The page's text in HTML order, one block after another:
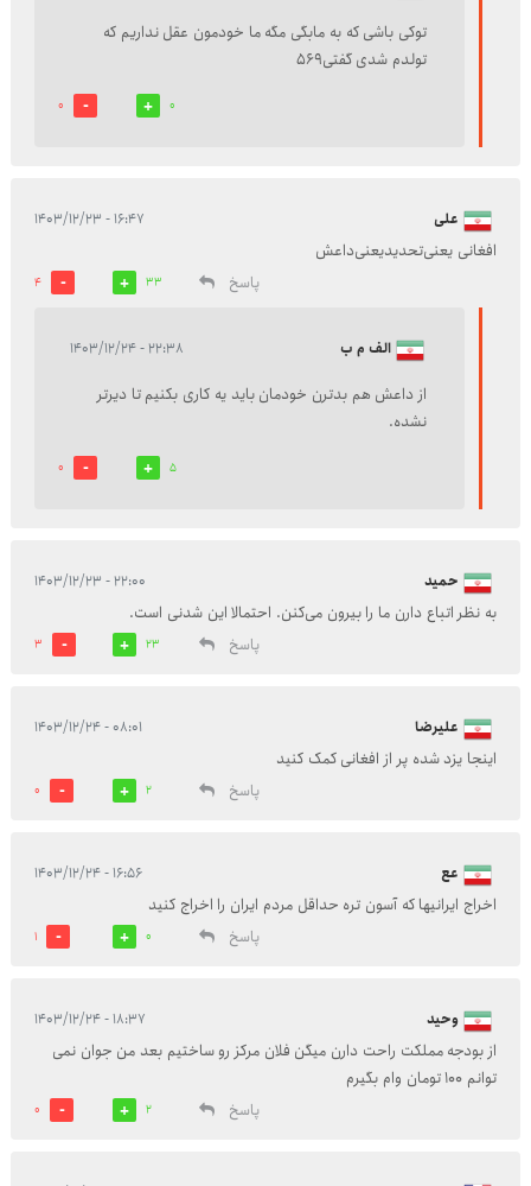
توکی باشی که به مابگی مگه ما خودمون عقل نداریم که
تولدم شدی گفتی569
0
0
علی ۱۶:۴۷ - ۱۴۰۳/۱۲/۲۳
افغانی یعنی‌تحدید‌یعنی‌دا‌عش
پاسخ
33
4
الف م ب ۲۲:۳۸ - ۱۴۰۳/۱۲/۲۴
از داعش هم بدترن خودمان باید یه کاری بکنیم تا دیرتر
نشده.
5
0
حمید ۲۲:۰۰ - ۱۴۰۳/۱۲/۲۳
به نظر اتباع دارن ما را بيرون می‌کنن. احتمالا این شدنی است.
پاسخ
23
3
علیرضا ۰۸:۰۱ - ۱۴۰۳/۱۲/۲۴
اینجا یزد شده پر از افغانی کمک کنید
پاسخ
2
0
عع ۱۶:۵۶ - ۱۴۰۳/۱۲/۲۴
اخراج ایرانیها که آسون تره حداقل مردم ایران را اخراج کنید
پاسخ
0
1
وحید ۱۸:۳۷ - ۱۴۰۳/۱۲/۲۴
از بودجه مملکت راحت دارن میگن فلان مرکز رو ساختیم بعد من جوان نمی
توانم ۱۰۰ تومان وام بگیرم
پاسخ
2
0